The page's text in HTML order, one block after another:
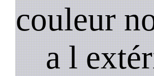
couleur
a l